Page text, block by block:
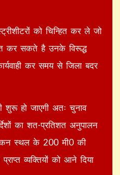
को चिन्हित कर ले जो
कर सकते है उनके विरूद्ध
कर समय से जिला बदर
शुरू हो जाएगी अतः चुनाव
का शत-प्रतिशत अनुपालन
स्थल के 200 मी0 की
व्यक्तियों को आने दिया